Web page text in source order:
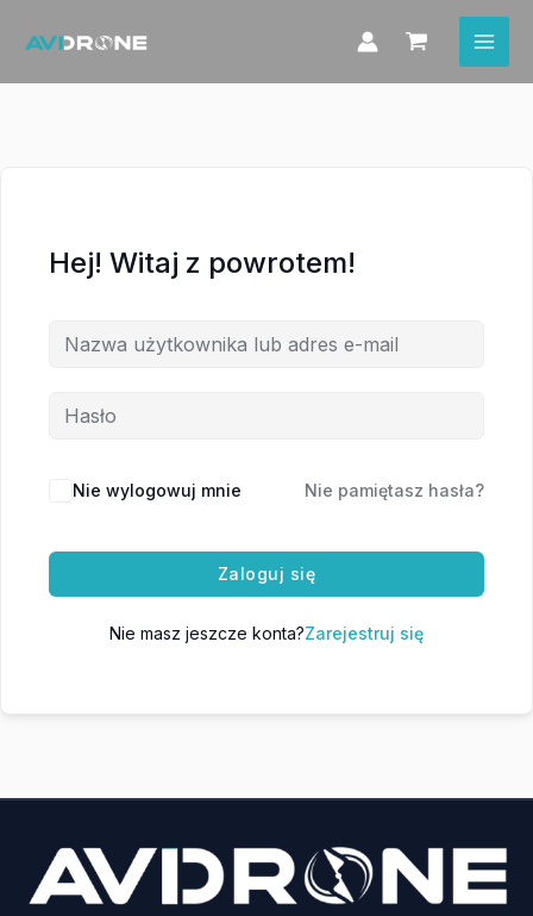
Hej! Witaj z powrotem!
Nie wylogowuj mnie Nie pamiętasz hasła?
Zaloguj się
Nie masz jeszcze konta?Zarejestruj się